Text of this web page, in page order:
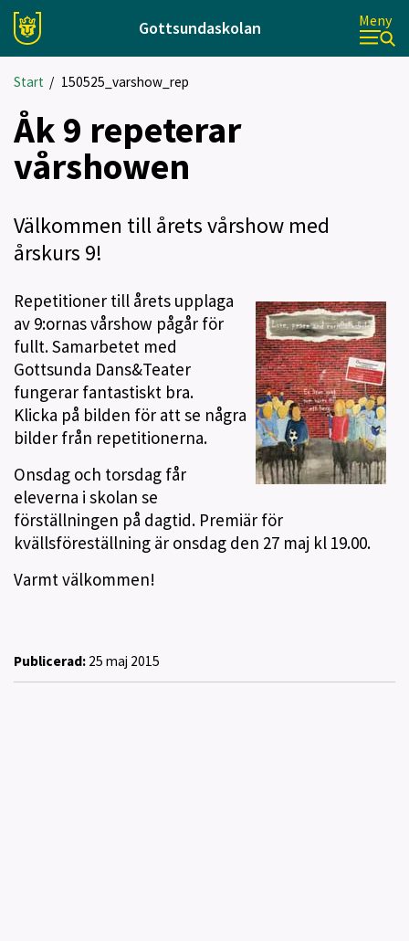
Gottsundaskolan Meny
Start / 150525_varshow_rep
Åk 9 repeterar
vårshowen
Välkommen till årets vårshow med
årskurs 9!
Repetitioner till årets upplaga
av 9:ornas vårshow pågår för
fullt. Samarbetet med
Gottsunda Dans&Teater
fungerar fantastiskt bra.
Klicka på bilden för att se några
bilder från repetitionerna.
Onsdag och torsdag får
eleverna i skolan se
förställningen på dagtid. Premiär för
kvällsföreställning är onsdag den 27 maj kl 19.00.
Varmt välkommen!
Publicerad: 25 maj 2015